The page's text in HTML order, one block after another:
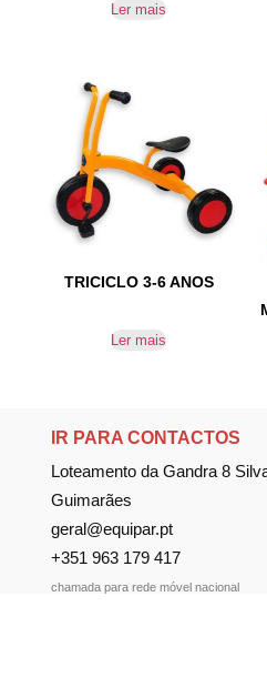
Ler mais
TRICICLO 3-6 ANOS
Ler mais
IR PARA CONTACTOS
Loteamento da Gandra 8
Guimarães
geral@equipar.pt
+351 963 179 417
chamada para rede móvel nacional